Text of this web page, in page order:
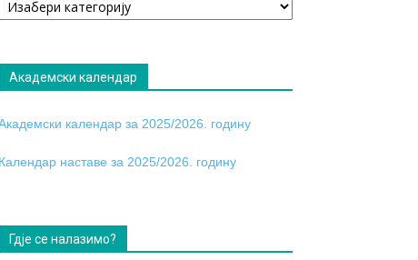
табла
Академски календар
календар за 2025/2026. годину
Календар наставе за 2025/2026. годину
Гдје се налазимо?